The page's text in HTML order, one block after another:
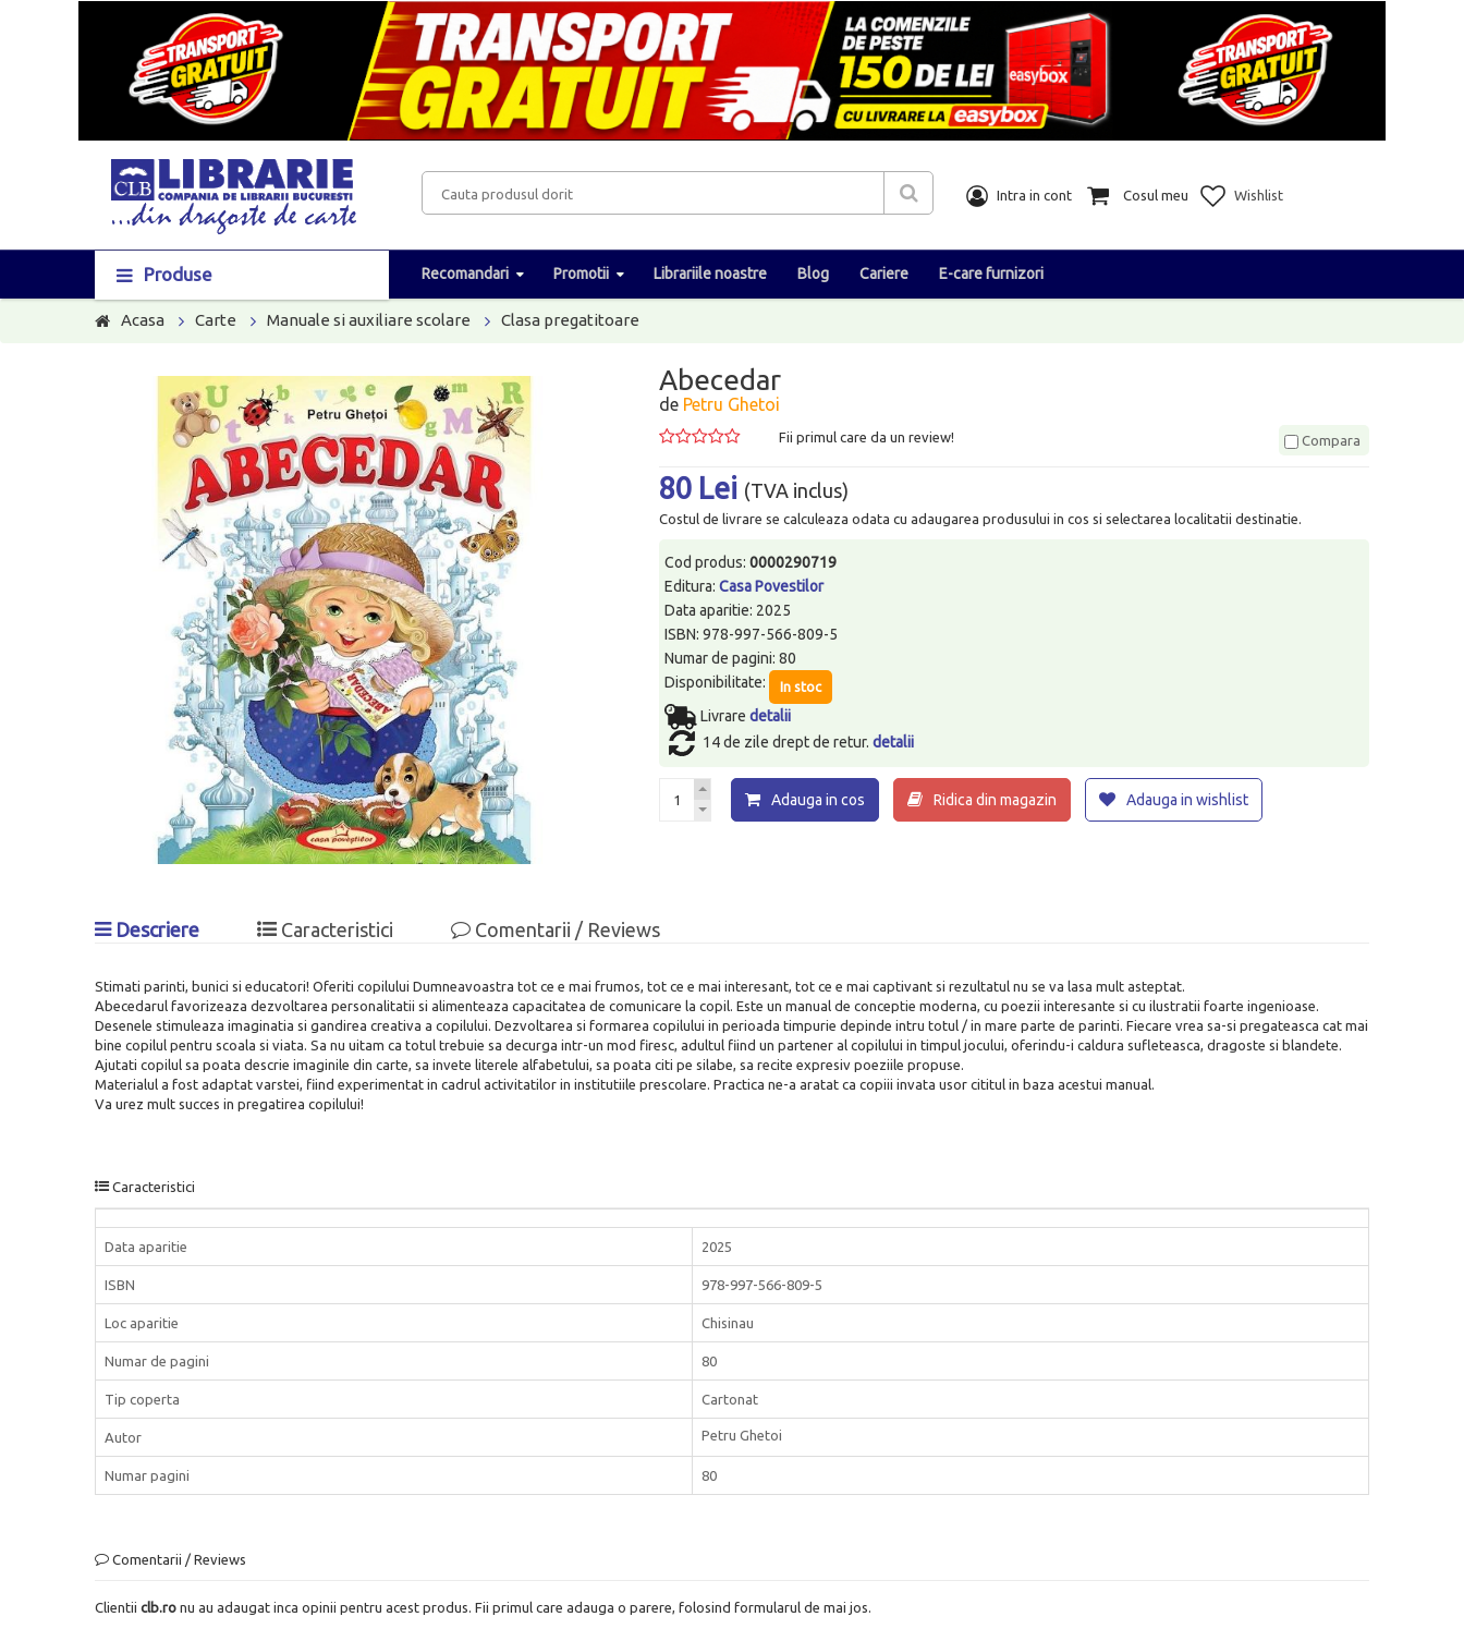
Intra in cont Cosul meu Wishlist
Produse Recomandari Promotii Librariile noastre Blog Cariere E-care furnizori
Acasa Carte Manuale si auxiliare scolare Clasa pregatitoare
Abecedar
de Petru Ghetoi
Fii primul care da un review! Compara
80 Lei (TVA inclus)
Costul de livrare se calculeaza odata cu adaugarea produsului in cos si selectarea localitatii destinatie.
Cod produs:0000290719
Editura:Casa Povestilor
Data aparitie: 2025
ISBN: 978-997-566-809-5
Numar de pagini: 80
Disponibilitate:
In stoc
Livraredetalii
14 de zile drept de retur.detalii
Adauga in cos Ridica din magazin Adauga in wishlist
Descriere Caracteristici Comentarii / Reviews
Stimati parinti, bunici si educatori! Oferiti copilului Dumneavoastra tot ce e mai frumos, tot ce e mai interesant, tot ce e mai captivant si rezultatul nu se va lasa mult asteptat.
Abecedarul favorizeaza dezvoltarea personalitatii si alimenteaza capacitatea de comunicare la copil. Este un manual de conceptie moderna, cu poezii interesante si cu ilustratii foarte ingenioase.
Desenele stimuleaza imaginatia si gandirea creativa a copilului. Dezvoltarea si formarea copilului in perioada timpurie depinde intru totul / in mare parte de parinti. Fiecare vrea sa-si pregateasca cat mai
bine copilul pentru scoala si viata. Sa nu uitam ca totul trebuie sa decurga intr-un mod firesc, adultul fiind un partener al copilului in timpul jocului, oferindu-i caldura sufleteasca, dragoste si blandete.
Ajutati copilul sa poata descrie imaginile din carte, sa invete literele alfabetului, sa poata citi pe silabe, sa recite expresiv poeziile propuse.
Materialul a fost adaptat varstei, fiind experimentat in cadrul activitatilor in institutiile prescolare. Practica ne-a aratat ca copiii invata usor cititul in baza acestui manual.
Va urez mult succes in pregatirea copilului!
Caracteristici
Data aparitie 2025
ISBN 978-997-566-809-5
Loc aparitie Chisinau
Numar de pagini 80
Tip coperta Cartonat
Autor Petru Ghetoi
Numar pagini 80
Comentarii / Reviews
Clientii clb.ro nu au adaugat inca opinii pentru acest produs. Fii primul care adauga o parere, folosind formularul de mai jos.